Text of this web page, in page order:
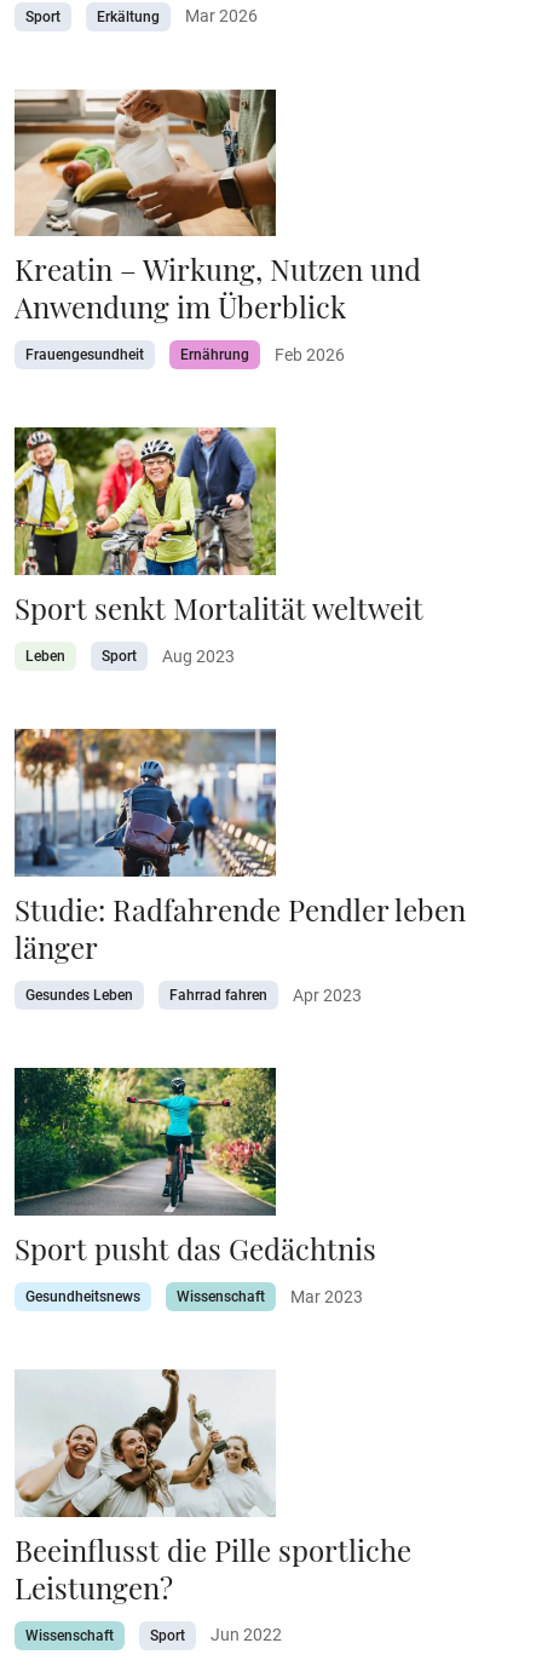
Sport Erkältung Mar 2026
Kreatin – Wirkung, Nutzen und
Anwendung im Überblick
Frauengesundheit Ernährung Feb 2026
Sport senkt Mortalität weltweit
Leben Sport Aug 2023
Studie: Radfahrende Pendler leben
länger
Gesundes Leben Fahrrad fahren Apr 2023
Sport pusht das Gedächtnis
Gesundheitsnews Wissenschaft Mar 2023
Beeinflusst die Pille sportliche
Leistungen?
Wissenschaft Sport Jun 2022